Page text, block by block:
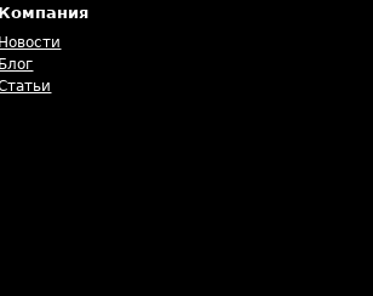
Компания
Новости
Блог